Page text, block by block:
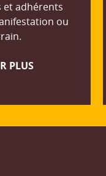
et adhérents
ou
PLUS